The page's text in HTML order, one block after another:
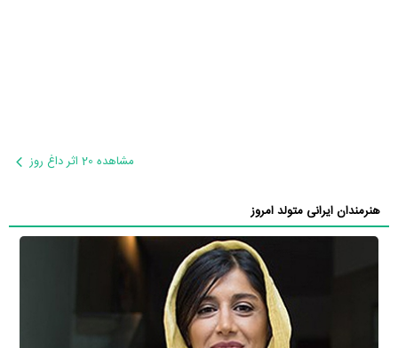
مشاهده 20 اثر داغ روز
هنرمندان ایرانی متولد امروز